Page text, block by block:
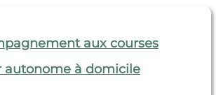
aux courses
autonome à domicile